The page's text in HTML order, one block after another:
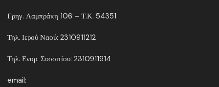
Γρηγ. Λαμπράκη 106 – Τ.Κ. 54351
Τηλ. Ιερού Ναού: 2310911212
Τηλ. Ενορ. Συσσιτίου: 2310911914
email: